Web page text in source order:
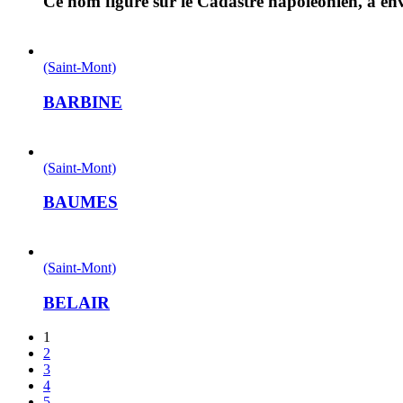
(Saint-Mont)
BARBINE
(Saint-Mont)
BAUMES
(Saint-Mont)
BELAIR
1
2
3
4